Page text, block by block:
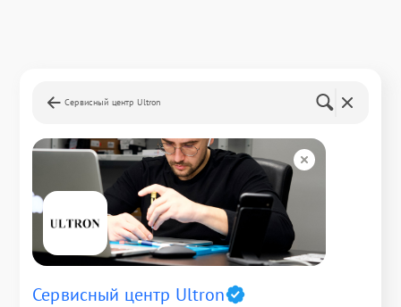
Сервисный центр Ultron
Сервисный центр Ultron